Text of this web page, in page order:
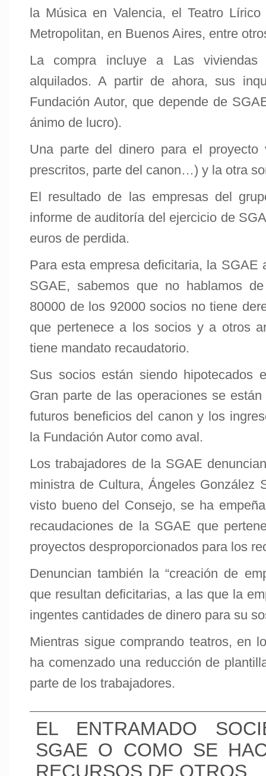
la Música en Valencia, el Teatro
Metropolitan, en Buenos Aires, entre
La compra incluye a Las
alquilados. A partir de ahora, sus
Fundación Autor, que depende de
ánimo de lucro).
Una parte del dinero para el proyecto
prescritos, parte del canon…) y la otra
El resultado de las empresas del
informe de auditoría del ejercicio de
euros de perdida.
Para esta empresa deficitaria, la SGAE
SGAE, sabemos que no hablamos
80000 de los 92000 socios no tiene
que pertenece a los socios y a otros
tiene mandato recaudatorio.
Sus socios están siendo hipotecados
Gran parte de las operaciones se
futuros beneficios del canon y los
la Fundación Autor como aval.
Los trabajadores de la SGAE
ministra de Cultura, Ángeles González
visto bueno del Consejo, se ha
recaudaciones de la SGAE que
proyectos desproporcionados para los
Denuncian también la “creación de
que resultan deficitarias, a las que la
ingentes cantidades de dinero para su
Mientras sigue comprando teatros, en
ha comenzado una reducción de
parte de los trabajadores.
EL ENTRAMADO
SGAE O COMO SE
RECURSOS DE OTROS